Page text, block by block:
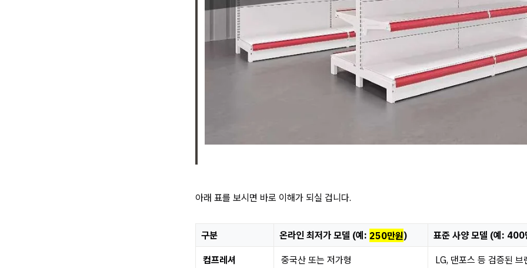
아래 표를 보시면 바로 이해가 되실 겁니다.
구분 온라인 최저가 모델 (예: 250만원) 표준 사양 모델 (예: 400
컴프레셔 중국산 또는 저가형 LG, 댄포스 등 검증된 브